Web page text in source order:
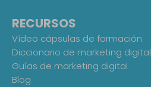
RECURSOS
Vídeo cápsulas de formación
Diccionario de marketing digital
Guías de marketing digital
Blog